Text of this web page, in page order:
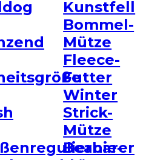
Kunstfell
Bommel-
Mütze
Fleece-
Futter
Winter
Strick-
Mütze
Beanie-